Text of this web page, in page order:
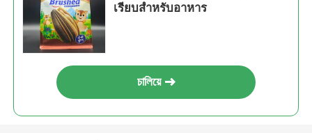
เรียบสําหรับอาหาร
চালিয়ে